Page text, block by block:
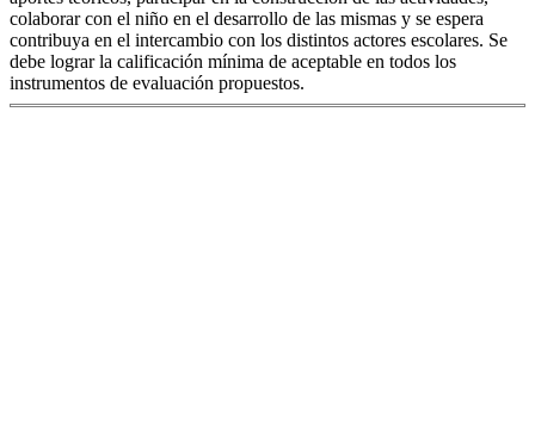
colaborar con el niño en el desarrollo de las mismas y se espera
contribuya en el intercambio con los distintos actores escolares. Se
debe lograr la calificación mínima de aceptable en todos los
instrumentos de evaluación propuestos.